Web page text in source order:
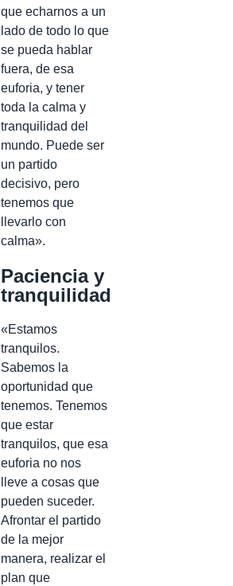
que echarnos a un
lado de todo lo que
se pueda hablar
fuera, de esa
euforia, y tener
toda la calma y
tranquilidad del
mundo. Puede ser
un partido
decisivo, pero
tenemos que
llevarlo con
calma».
Paciencia y
tranquilidad
«Estamos
tranquilos.
Sabemos la
oportunidad que
tenemos. Tenemos
que estar
tranquilos, que esa
euforia no nos
lleve a cosas que
pueden suceder.
Afrontar el partido
de la mejor
manera, realizar el
plan que